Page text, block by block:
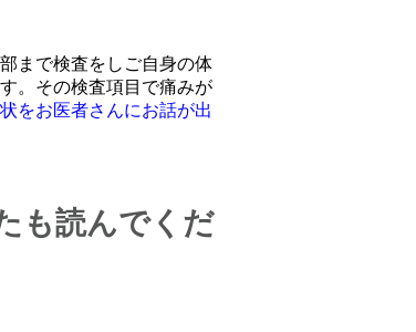
まで検査をしご自身の体
。その検査項目で痛みが
をお医者さんにお話が出
も読んでくだ